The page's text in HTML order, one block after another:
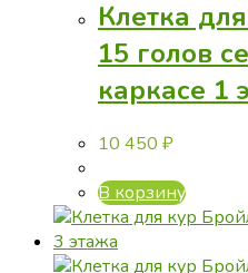
Клетка
15 голов
каркасе 1
10 450 ₽
В корзину